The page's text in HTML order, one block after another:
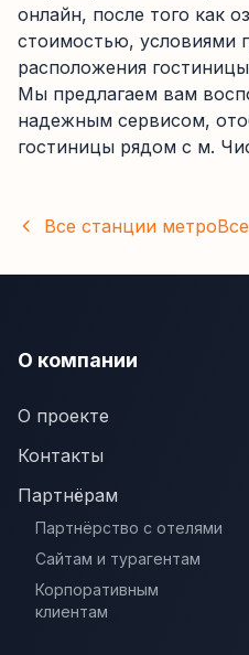
онлайн, после того как
стоимостью, условиями
расположения
Мы предлагаем вам
надежным сервисом,
гостиницы рядом с м.
Все станции метро
О компании
О проекте
Контакты
Партнёрам
Партнёрство с отелями
Сайтам и турагентам
Корпоративным
клиентам